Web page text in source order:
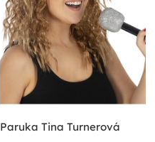
Paruka Tina Turnerová